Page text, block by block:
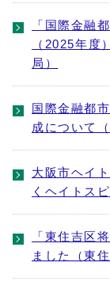
「国際金融
（2025年度
局）
国際金融都
成について
⼤阪市ヘイ
くヘイトス
「東住吉区
ました（東住